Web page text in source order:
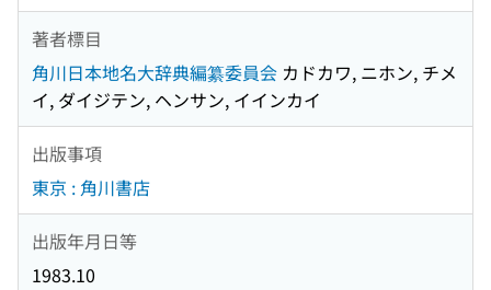
著者標目
角川日本地名大辞典編纂委員会 カドカワ, ニホン, チメ
イ, ダイジテン, ヘンサン, イインカイ
出版事項
東京 : 角川書店
出版年月日等
1983.10